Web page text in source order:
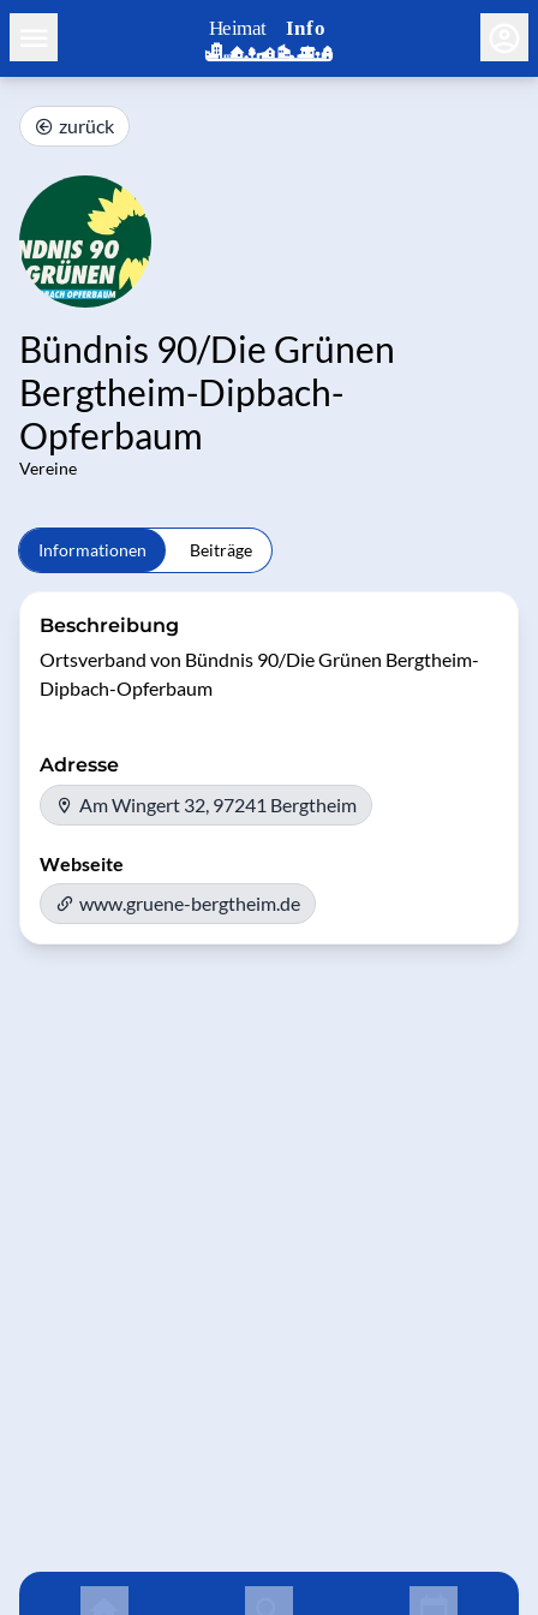
zurück
Bündnis 90/Die Grünen
Bergtheim-Dipbach-
Opferbaum
Vereine
Informationen Beiträge
Beschreibung
Ortsverband von Bündnis 90/Die Grünen Bergtheim-
Dipbach-Opferbaum
Adresse
Am Wingert 32, 97241 Bergtheim
Webseite
www.gruene-bergtheim.de